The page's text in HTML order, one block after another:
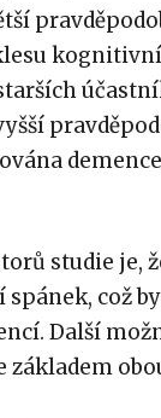
studie je,
což
Další